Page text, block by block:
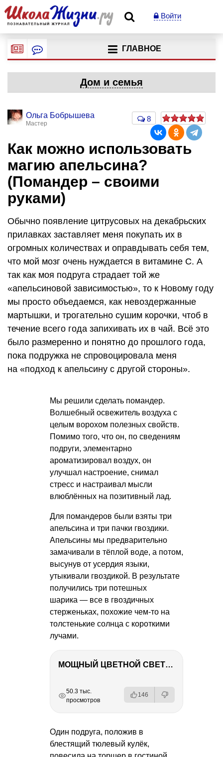
Войти
ГЛАВНОЕ
Дом и семья
Ольга Бобрышева
Мастер
8
Как можно использовать
магию апельсина?
(Помандер – своими
руками)
Обычно появление цитрусовых на декабрьских
прилавках заставляет меня покупать их в
огромных количествах и оправдывать себя тем,
что мой мозг очень нуждается в витамине С. А
так как моя подруга страдает той же
«апельсиновой зависимостью», то к Новому году
мы просто объедаемся, как невоздержанные
мартышки, и трогательно сушим корочки, чтоб в
течение всего года запихивать их в чай. Всё это
было размеренно и понятно до прошлого года,
пока подружка не спровоцировала меня
на «подход к апельсину с другой стороны».
Мы решили сделать помандер.
Волшебный освежитель воздуха с
целым ворохом полезных свойств.
Помимо того, что он, по сведениям
подруги, элементарно
ароматизировал воздух, он
улучшал настроение, снимал
стресс и настраивал мысли
влюблённых на позитивный лад.
Для помандеров были взяты три
апельсина и три пачки гвоздики.
Апельсины мы предварительно
замачивали в тёплой воде, а потом,
высунув от усердия языки,
утыкивали гвоздикой. В результате
получились три потешных
шарика — все в гвоздичных
стерженьках, похожие чем-то на
толстенькие солнца с короткими
лучами.
МОЩНЫЙ ЦВЕТНОЙ СВЕТ – NANLITE FC-500C
РЕКЛАМА
РЕКЛАМА
РЕКЛАМА
РЕКЛАМА
50.3 тыс.
просмотров
146
Один подруга, положив в
блестящий тюлевый кулёк,